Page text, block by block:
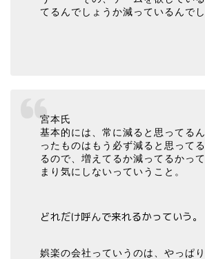
てるんでしょうか減っているんで
宮本氏
基本的には、常に減ると思ってる
ったものはもう必ず減ると思って
るので、増えてるか減ってるかっ
まり気にしないっていうこと。
どれだけ呼んで来れるかっていう。
娯楽の会社っていうのは、やっぱ